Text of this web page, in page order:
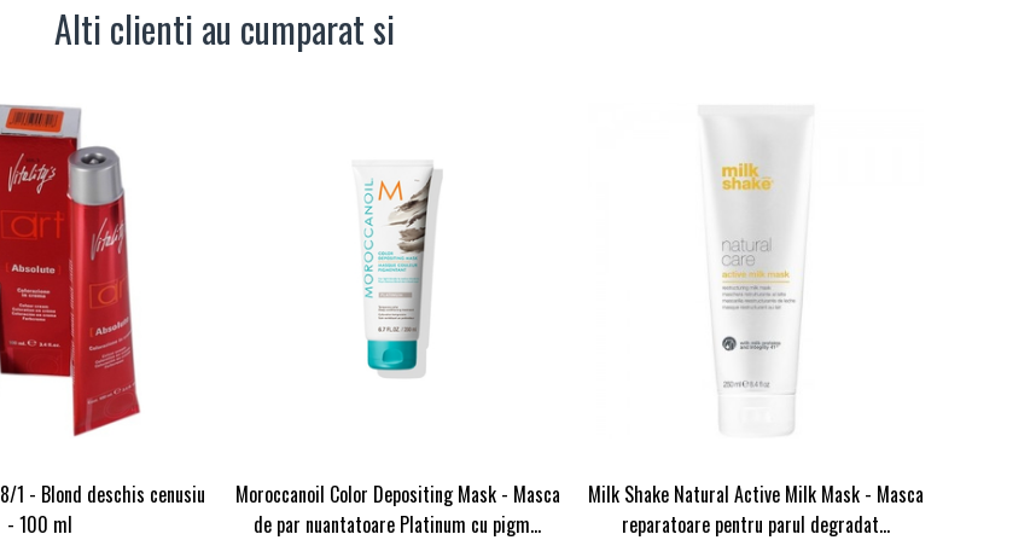
Alti clienti au cumparat si
1 - Blond deschis cenusiu
- 100 ml
Moroccanoil Color Depositing Mask - Masca
de par nuantatoare Platinum cu pigm...
Milk Shake Natural Active Milk Mask - Masca
reparatoare pentru parul degradat...